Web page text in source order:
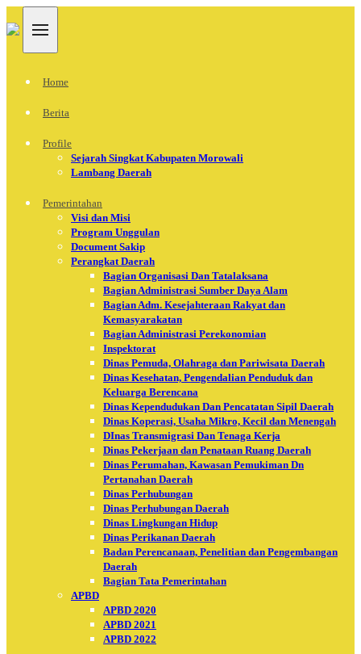
Home
Berita
Profile
Sejarah Singkat Kabupaten Morowali
Lambang Daerah
Pemerintahan
Visi dan Misi
Program Unggulan
Document Sakip
Perangkat Daerah
Bagian Organisasi Dan Tatalaksana
Bagian Administrasi Sumber Daya Alam
Bagian Adm. Kesejahteraan Rakyat dan
Kemasyarakatan
Bagian Administrasi Perekonomian
Inspektorat
Dinas Pemuda, Olahraga dan Pariwisata Daerah
Dinas Kesehatan, Pengendalian Penduduk dan
Keluarga Berencana
Dinas Kependudukan Dan Pencatatan Sipil Daerah
Dinas Koperasi, Usaha Mikro, Kecil dan Menengah
DInas Transmigrasi Dan Tenaga Kerja
Dinas Pekerjaan dan Penataan Ruang Daerah
Dinas Perumahan, Kawasan Pemukiman Dn
Pertanahan Daerah
Dinas Perhubungan
Dinas Perhubungan Daerah
Dinas Lingkungan Hidup
Dinas Perikanan Daerah
Badan Perencanaan, Penelitian dan Pengembangan
Daerah
Bagian Tata Pemerintahan
APBD
APBD 2020
APBD 2021
APBD 2022